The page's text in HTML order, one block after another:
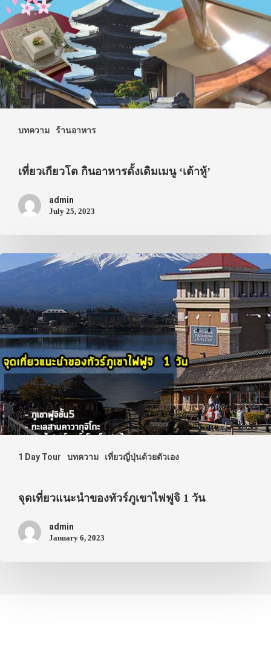
บทความ ร้านอาหาร
เที่ยวเกียวโต กินอาหารดั้งเดิมเมนู ‘เต้าหู้’
admin
July 25, 2023
1 Day Tour บทความ เที่ยวญี่ปุ่นด้วยตัวเอง
จุดเที่ยวแนะนำของทัวร์ภูเขาไฟฟูจิ 1 วัน
admin
January 6, 2023